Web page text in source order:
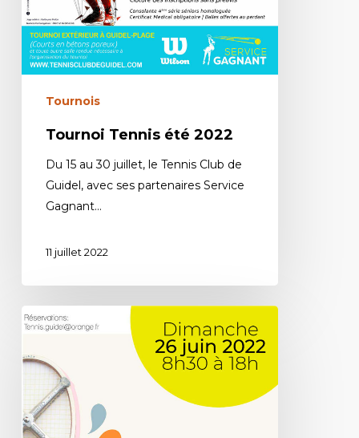
Tournois
Tournoi Tennis été 2022
Du 15 au 30 juillet, le Tennis Club de
Guidel, avec ses partenaires Service
Gagnant…
11 juillet 2022